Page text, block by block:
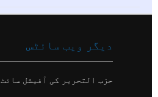
دیگر ویب سائٹس
حزب التحریر کی آفیشل سائٹ